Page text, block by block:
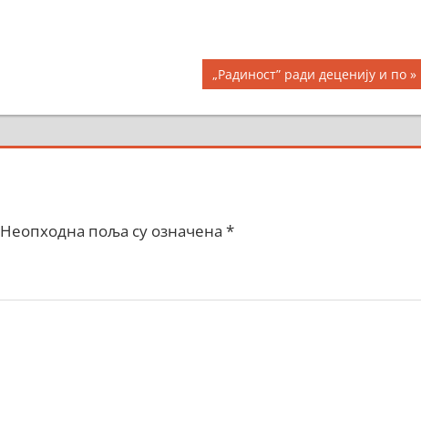
Next
Post:
„Радиност” ради деценију и по
Неопходна поља су означена *